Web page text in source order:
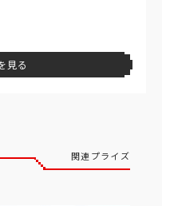
見る
関連プライズ